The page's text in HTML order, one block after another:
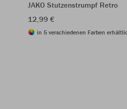
JAKO Stutzenstrumpf Retro
12,99 €
in 5 verschiedenen Farben